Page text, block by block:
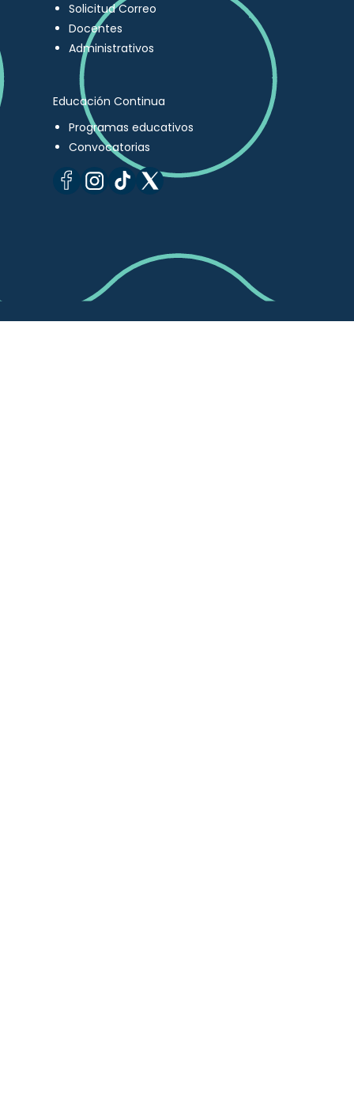
Solicitud Correo
Docentes
Administrativos
Educación Continua
Programas educativos
Convocatorias